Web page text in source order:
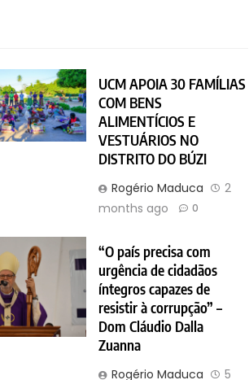
UCM APOIA 30 FAMÍLIAS
COM BENS
ALIMENTÍCIOS E
VESTUÁRIOS NO
DISTRITO DO BÚZI
Rogério Maduca
2
months ago
0
“O país precisa com
urgência de cidadãos
íntegros capazes de
resistir à corrupção” –
Dom Cláudio Dalla
Zuanna
Rogério Maduca 5